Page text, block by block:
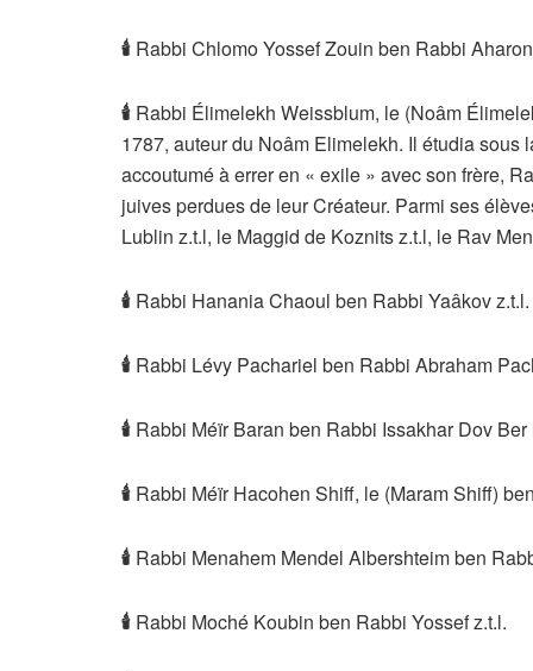
🕯 Rabbi Chlomo Yossef Zouin ben Rabbi
🕯 Rabbi Élimelekh Weissblum, le (Noâm
1787, auteur du Noâm Elimelekh. Il étudia
accoutumé à errer en « exile » avec son frère,
juives perdues de leur Créateur. Parmi ses
Lublin z.t.l, le Maggid de Koznits z.t.l, le Rav
🕯 Rabbi Hanania Chaoul ben Rabbi Yaâkov z.t.l.
🕯 Rabbi Lévy Pachariel ben Rabbi Abraham
🕯 Rabbi Méïr Baran ben Rabbi Issakhar Dov
🕯 Rabbi Méïr Hacohen Shiff, le (Maram Shiff)
🕯 Rabbi Menahem Mendel Albershteim ben
🕯 Rabbi Moché Koubin ben Rabbi Yossef z.t.l.